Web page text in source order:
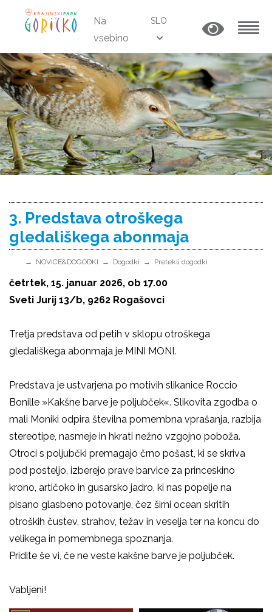
Na
vsebino
SLO
3. Predstava otroškega
gledališkega abonmaja
NOVICE&DOGODKI Dogodki Pretekli dogodki
četrtek, 15. januar 2026, ob 17.00
Sveti Jurij 13/b, 9262 Rogašovci
Tretja predstava od petih v sklopu otroškega
gledališkega abonmaja je MINI MONI.
Predstava je ustvarjena po motivih slikanice Roccio
Bonille »Kakšne barve je poljubček«. Slikovita zgodba o
mali Moniki odpira številna pomembna vprašanja, razbija
stereotipe, nasmeje in hkrati nežno vzgojno poboža.
Otroci s poljubčki premagajo črno pošast, ki se skriva
pod posteljo, izberejo prave barvice za princeskino
krono, artičoko in gusarsko jadro, ki nas popelje na
pisano glasbeno potovanje, čez širni ocean skritih
otroških čustev, strahov, težav in veselja ter na koncu do
velikega in pomembnega spoznanja.
Pridite še vi, če ne veste kakšne barve je poljubček.
Vabljeni!